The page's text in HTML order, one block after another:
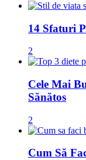
14 Sfaturi
2
Cele Mai
Sănătos
2
Cum Să